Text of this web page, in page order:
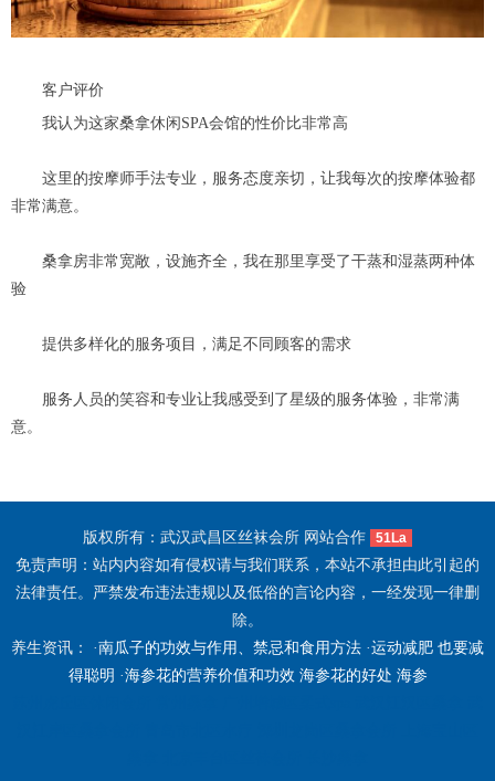
客户评价
我认为这家桑拿休闲SPA会馆的性价比非常高
这里的按摩师手法专业，服务态度亲切，让我每次的按摩体验都
非常满意。
桑拿房非常宽敞，设施齐全，我在那里享受了干蒸和湿蒸两种体
验
提供多样化的服务项目，满足不同顾客的需求
服务人员的笑容和专业让我感受到了星级的服务体验，非常满
意。
版权所有：武汉武昌区丝袜会所 网站合作 51La
免责声明：站内内容如有侵权请与我们联系，本站不承担由此引起的
法律责任。严禁发布违法违规以及低俗的言论内容，一经发现一律删
除。
养生资讯： ·南瓜子的功效与作用、禁忌和食用方法 ·运动减肥 也要减
得聪明 ·海参花的营养价值和功效 海参花的好处 海参